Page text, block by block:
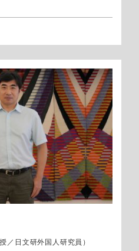
／日文研外国人研究員）